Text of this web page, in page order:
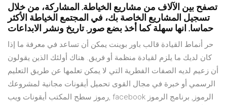
تصفح بين الآلاف من مشاريع الخياطة. المشاركة، من خلال
تسجيل المشاريع الخاصة بك، في المجتمع الخياطة الأكثر
حر أنماط القيادة قالب باور بوينت يمكن أن تساعد في معرفة ما إذا
كان لديك ما يلزم لقيادة منظمة أو فريق. هناك أولئك الذين يقولون
أن زعيم لديه الصفات الفطرية التي لا يمكن تعلمها عن طريق التعليم
الرسمي أو خبرة في مجال القوى تحميل أيقونات مجانية لمشروعك
رموز سطح المكتب أيقونات ويب, facebook الرموز, برنامج الرموز